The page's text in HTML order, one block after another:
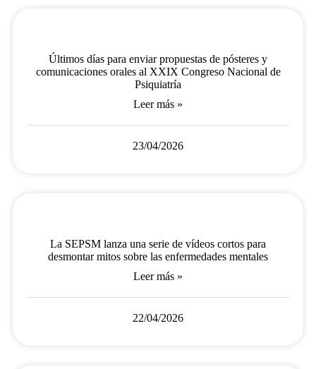
Últimos días para enviar propuestas de pósteres y
comunicaciones orales al XXIX Congreso Nacional de
Psiquiatría
Leer más »
23/04/2026
La SEPSM lanza una serie de vídeos cortos para
desmontar mitos sobre las enfermedades mentales
Leer más »
22/04/2026